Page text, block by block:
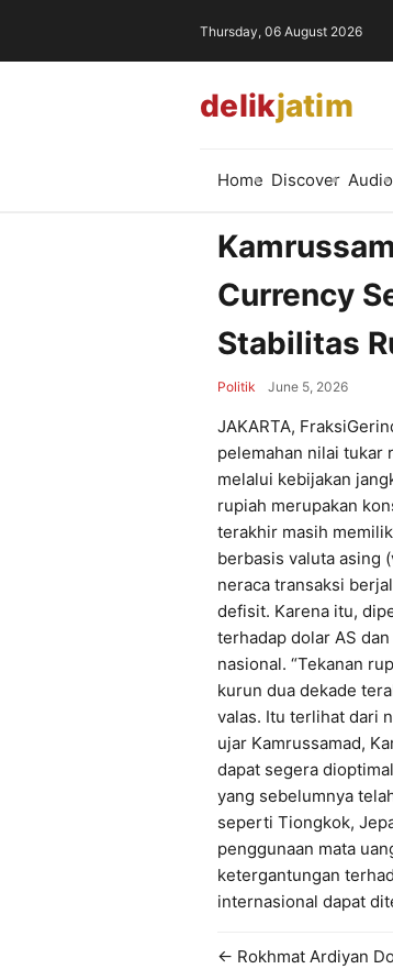
Thursday, 06 August 2026
delikjatim
Home Discover Audio
Currency
Stabilitas
Politik June 5, 2026
JAKARTA,
pelemahan nilai tukar
melalui kebijakan
rupiah merupakan
terakhir masih
berbasis valuta asing
neraca transaksi
defisit. Karena itu,
terhadap dolar AS
nasional. “Tekanan
kurun dua dekade
valas. Itu terlihat dari
ujar Kamrussamad,
dapat segera
yang sebelumnya
seperti Tiongkok,
penggunaan mata
ketergantungan
internasional dapat
← Rokhmat Ardiyan